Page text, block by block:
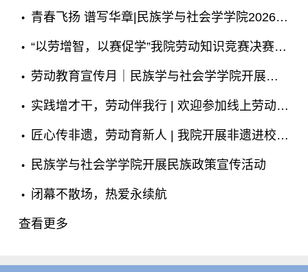
青春飞扬 谱写华章|民族学与社会学学院2026届毕业晚会邀请函
“以劳增智，以赛促学”我院劳动知识竞赛决赛圆满落幕
劳动教育宣传月｜民族学与社会学学院开展劳动志愿服务活动
实践增才干，劳动伴我行 | 欢迎参加线上劳动知识竞赛
匠心传非遗，劳动育新人 | 我院开展非遗进校园劳动教育活动
民族学与社会学学院开展民族政策宣传活动
闭幕不散场，热爱永续航
查看更多